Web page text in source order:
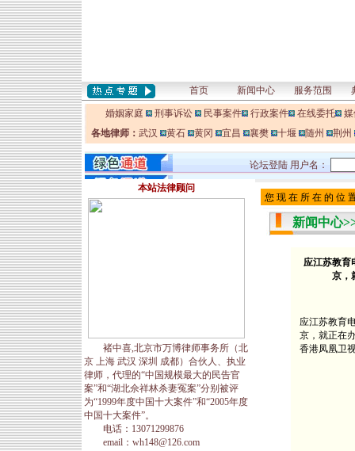
首页 新闻中心 服务范围
婚姻家庭 刑事诉讼 民事案件 行政案件 在线委托
媒
各地律师： 武汉 黄石 黄冈 宜昌 襄樊 十堰 随州 荆州
论坛登陆 用户名：
本站法律顾问
褚中喜,北京市万博律师事务所（北
京 上海 武汉 深圳 成都）合伙人、执业
律师，代理的“中国规模最大的民告官
案”和“湖北佘祥林杀妻冤案”分别被评
为“1999年度中国十大案件”和“2005年度
中国十大案件”。
电话：13071299876
email：wh148@126.com
您 现 在 所 在 的 位
新闻中心
应江苏教育
京，
应江苏教育
京，就正在
香港凤凰卫